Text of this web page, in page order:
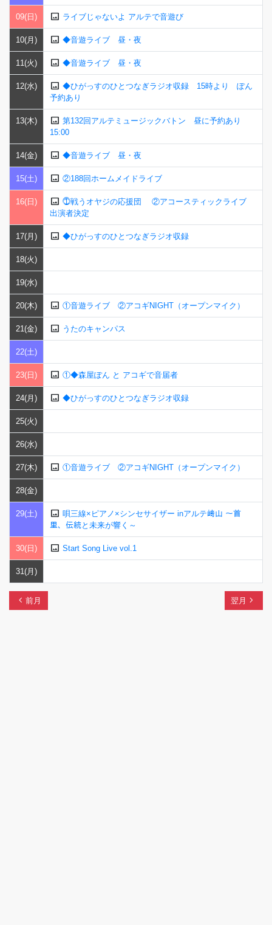
09(日) image ライブじゃないよ アルテで音遊び
10(月) image ◆音遊ライブ 昼・夜
11(火) image ◆音遊ライブ 昼・夜
12(水) image ◆ひがっすのひとつなぎラジオ収録 15時より ぽん
予約あり
13(木) image 第132回アルテミュージックバトン 昼に予約あり
15:00
14(金) image ◆音遊ライブ 昼・夜
15(土) image ②188回ホームメイドライブ
16(日) image ⓵戦うオヤジの応援団 ②アコースティックライブ
出演者決定
17(月) image ◆ひがっすのひとつなぎラジオ収録
18(火)
19(水)
20(木) image ①音遊ライブ ②アコギNIGHT（オープンマイク）
21(金) image うたのキャンパス
22(土)
23(日) image ①◆森屋ぽん と アコギで音届者
24(月) image ◆ひがっすのひとつなぎラジオ収録
25(火)
26(水)
27(木) image ①音遊ライブ ②アコギNIGHT（オープンマイク）
28(金)
29(土) image 唄三線×ピアノ×シンセサイザー inアルテ﨑山 ～首
里、伝統と未来が響く～
30(日) image Start Song Live vol.1
31(月)
chevron_left 前月 翌月 navigate_next